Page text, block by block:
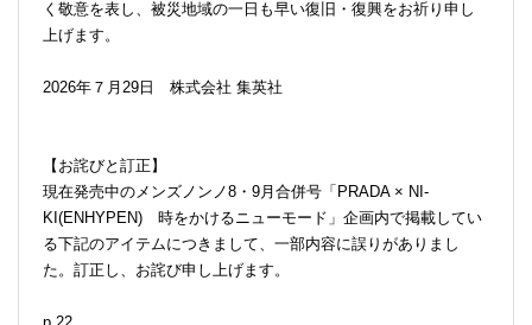
く敬意を表し、被災地域の一日も早い復旧・復興をお祈り申し
上げます。
2026年７月29日 株式会社 集英社
【お詫びと訂正】
現在発売中のメンズノンノ8・9月合併号「PRADA × NI-
KI(ENHYPEN) 時をかけるニューモード」企画内で掲載してい
る下記のアイテムにつきまして、一部内容に誤りがありまし
た。訂正し、お詫び申し上げます。